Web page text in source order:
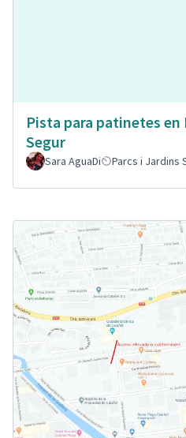
Pista para patinetes en
Segur
Sara AguaDi Parcs i Jardins